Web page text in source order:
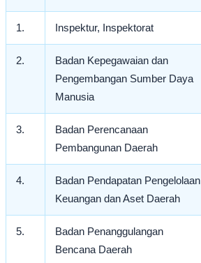
1. Inspektur, Inspektorat
2.
Badan Kepegawaian dan
Pengembangan Sumber Daya
Manusia
3.
Badan Perencanaan
Pembangunan Daerah
4.
Badan Pendapatan Pengelolaan
Keuangan dan Aset Daerah
5.
Badan Penanggulangan
Bencana Daerah